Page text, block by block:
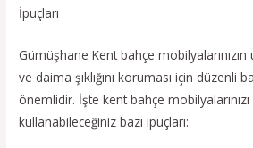
İpuçları
Gümüşhane Kent bahçe
ve daima şıklığını koruması için düzenli
önemlidir. İşte kent bahçe
kullanabileceğiniz bazı ipuçları: